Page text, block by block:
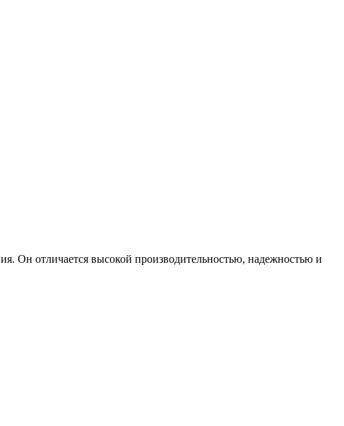
Он отличается высокой производительностью, надежностью и